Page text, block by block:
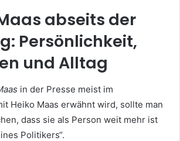
abseits der
Persönlichkeit,
und Alltag
in der Presse meist im
Heiko Maas erwähnt wird, sollte man
dass sie als Person weit mehr ist
Politikers“.